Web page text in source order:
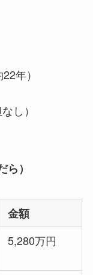
年）
し）
）
金額
5,280万円